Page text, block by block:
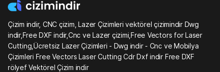
Çizim indir, CNC çizim, Lazer Çizimleri vektörel çizimindir Dwg
indir,Free DXF indir,Cnc ve Lazer çizimi,Free Vectors for Laser
Cutting,Ücretsiz Lazer Çizimleri - Dwg indir - Cnc ve Mobilya
Çizimleri Free Vectors Laser Cutting Cdr Dxf indir Free DXF
rölyef Vektörel Çizim indir